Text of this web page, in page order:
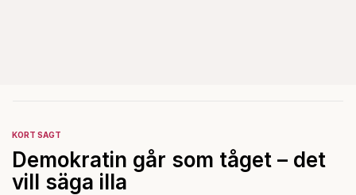
KORT SAGT
Demokratin går som tåget – det
vill säga illa